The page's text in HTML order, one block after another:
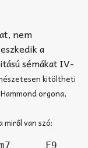
nem
a
sémákat IV-
kitöltheti
orgona,
miről van szó: